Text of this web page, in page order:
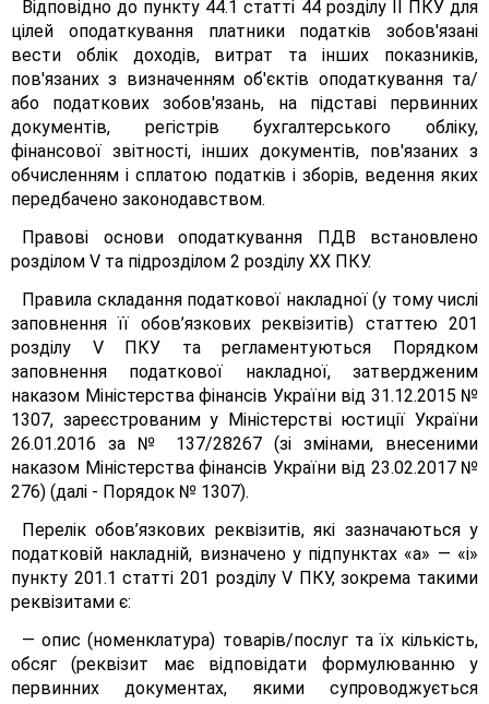
Відповідно до пункту 44.1 статті 44 розділу II ПКУ для
цілей оподаткування платники податків зобов'язані
вести облік доходів, витрат та інших показників,
пов'язаних з визначенням об'єктів оподаткування та/
або податкових зобов'язань, на підставі первинних
документів, регістрів бухгалтерського обліку,
фінансової звітності, інших документів, пов'язаних з
обчисленням і сплатою податків і зборів, ведення яких
передбачено законодавством.
Правові основи оподаткування ПДВ встановлено
розділом V та підрозділом 2 розділу XX ПКУ.
Правила складання податкової накладної (у тому числі
заповнення її обов’язкових реквізитів) статтею 201
розділу V ПКУ та регламентуються Порядком
заповнення податкової накладної, затвердженим
наказом Міністерства фінансів України від 31.12.2015 №
1307, зареєстрованим у Міністерстві юстиції України
26.01.2016 за № 137/28267 (зі змінами, внесеними
наказом Міністерства фінансів України від 23.02.2017 №
276) (далі - Порядок № 1307).
Перелік обов’язкових реквізитів, які зазначаються у
податковій накладній, визначено у підпунктах «а» — «і»
пункту 201.1 статті 201 розділу V ПКУ, зокрема такими
реквізитами є:
— опис (номенклатура) товарів/послуг та їх кількість,
обсяг (реквізит має відповідати формулюванню у
первинних документах, якими супроводжується